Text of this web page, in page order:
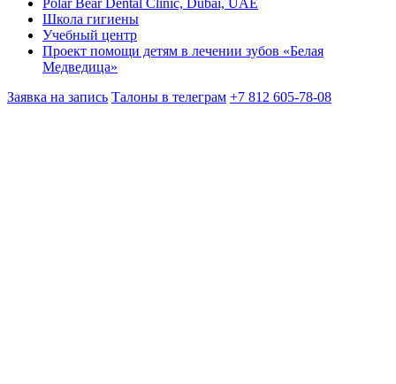
Polar Bear Dental Clinic, Dubai, UAE
Школа гигиены
Учебный центр
Проект помощи детям в лечении зубов «Белая
Медведица»
Заявка на запись Талоны в телеграм +7 812 605-78-08